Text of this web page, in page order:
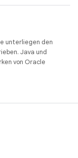
unterliegen den
Java und
von Oracle